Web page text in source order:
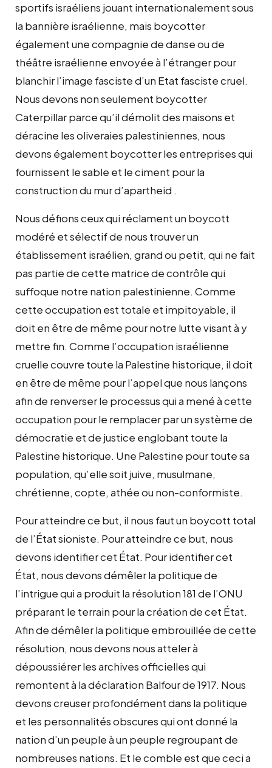
sportifs israéliens jouant internationalement sous
la bannière israélienne, mais boycotter
également une compagnie de danse ou de
théâtre israélienne envoyée à l’étranger pour
blanchir l’image fasciste d’un Etat fasciste cruel.
Nous devons non seulement boycotter
Caterpillar parce qu’il démolit des maisons et
déracine les oliveraies palestiniennes, nous
devons également boycotter les entreprises qui
fournissent le sable et le ciment pour la
construction du mur d’apartheid .
Nous défions ceux qui réclament un boycott
modéré et sélectif de nous trouver un
établissement israélien, grand ou petit, qui ne fait
pas partie de cette matrice de contrôle qui
suffoque notre nation palestinienne. Comme
cette occupation est totale et impitoyable, il
doit en être de même pour notre lutte visant à y
mettre fin. Comme l’occupation israélienne
cruelle couvre toute la Palestine historique, il doit
en être de même pour l’appel que nous lançons
afin de renverser le processus qui a mené à cette
occupation pour le remplacer par un système de
démocratie et de justice englobant toute la
Palestine historique. Une Palestine pour toute sa
population, qu’elle soit juive, musulmane,
chrétienne, copte, athée ou non-conformiste.
Pour atteindre ce but, il nous faut un boycott total
de l’État sioniste. Pour atteindre ce but, nous
devons identifier cet État. Pour identifier cet
État, nous devons démêler la politique de
l’intrigue qui a produit la résolution 181 de l’ONU
préparant le terrain pour la création de cet État.
Afin de démêler la politique embrouillée de cette
résolution, nous devons nous atteler à
dépoussiérer les archives officielles qui
remontent à la déclaration Balfour de 1917. Nous
devons creuser profondément dans la politique
et les personnalités obscures qui ont donné la
nation d’un peuple à un peuple regroupant de
nombreuses nations. Et le comble est que ceci a